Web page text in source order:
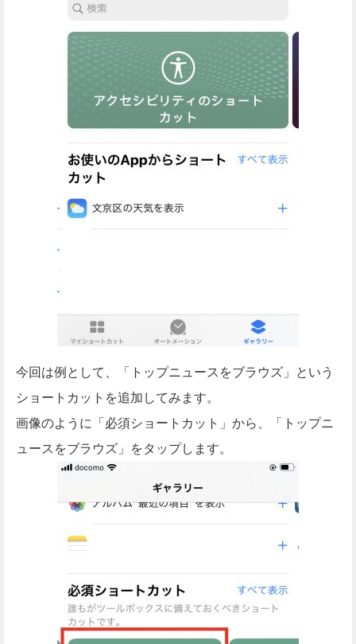
今回は例として、「トップニュースをブラウズ」という
ショートカットを追加してみます。
画像のように「必須ショートカット」から、「トップニ
ュースをブラウズ」をタップします。